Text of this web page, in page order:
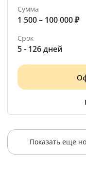
Сумма
1 500 – 100 000 ₽
Срок
5 - 126 дней
Показать еще